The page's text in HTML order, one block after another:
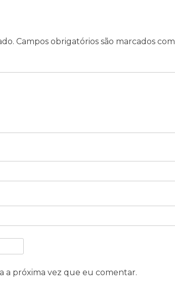
Campos obrigatórios são marcados com
a próxima vez que eu comentar.